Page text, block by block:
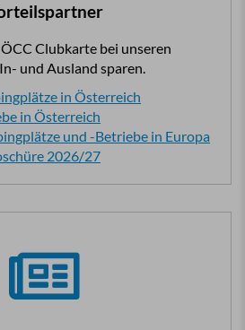
Clubkarte bei unseren
und Ausland sparen.
in Österreich
in Österreich
und -Betriebe in Europa
2026/27